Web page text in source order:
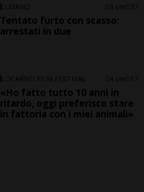
LUGANO 3 ore 37
Tentato furto con scasso:
arrestati in due
LOCARNO FILM FESTIVAL 4 ore 17
«Ho fatto tutto 10 anni in
ritardo, oggi preferisco stare
in fattoria con i miei animali»